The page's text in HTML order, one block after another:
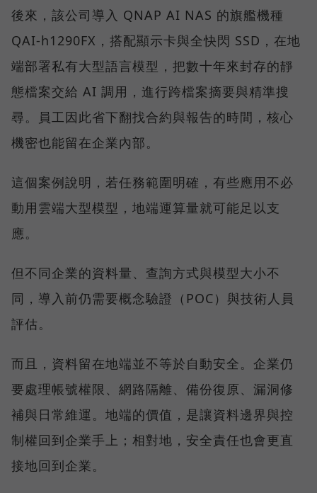
後來，該公司導入 QNAP AI NAS 的旗艦機種
QAI-h1290FX，搭配顯示卡與全快閃 SSD，在地
端部署私有大型語言模型，把數十年來封存的靜
態檔案交給 AI 調用，進行跨檔案摘要與精準搜
尋。員工因此省下翻找合約與報告的時間，核心
機密也能留在企業內部。
這個案例說明，若任務範圍明確，有些應用不必
動用雲端大型模型，地端運算量就可能足以支
應。
但不同企業的資料量、查詢方式與模型大小不
同，導入前仍需要概念驗證（POC）與技術人員
評估。
而且，資料留在地端並不等於自動安全。企業仍
要處理帳號權限、網路隔離、備份復原、漏洞修
補與日常維運。地端的價值，是讓資料邊界與控
制權回到企業手上；相對地，安全責任也會更直
接地回到企業。